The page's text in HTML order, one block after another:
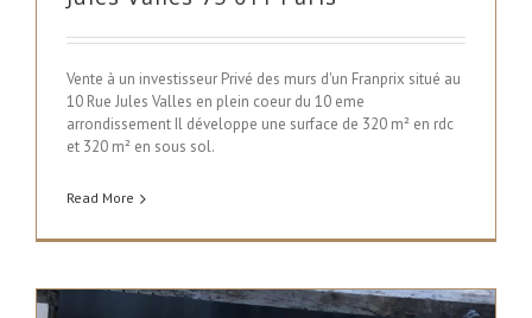
Vente à un investisseur Privé des murs d'un Franprix situé au
10 Rue Jules Valles en plein coeur du 10 eme
arrondissement Il développe une surface de 320 m² en rdc
et 320 m² en sous sol.
Read More